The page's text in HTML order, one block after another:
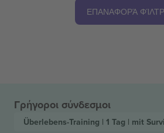
ΕΠΑΝΑΦΟΡΆ
Γρήγοροι σύνδεσμοι
Überlebens-Training | 1 Tag | mit